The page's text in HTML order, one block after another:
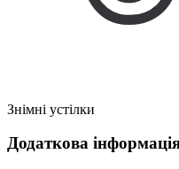
Знімні устілки
Додаткова